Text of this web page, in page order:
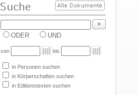
ODER UND
von bis
in Personen suchen
in Körperschaften suchen
in Editionstexten suchen